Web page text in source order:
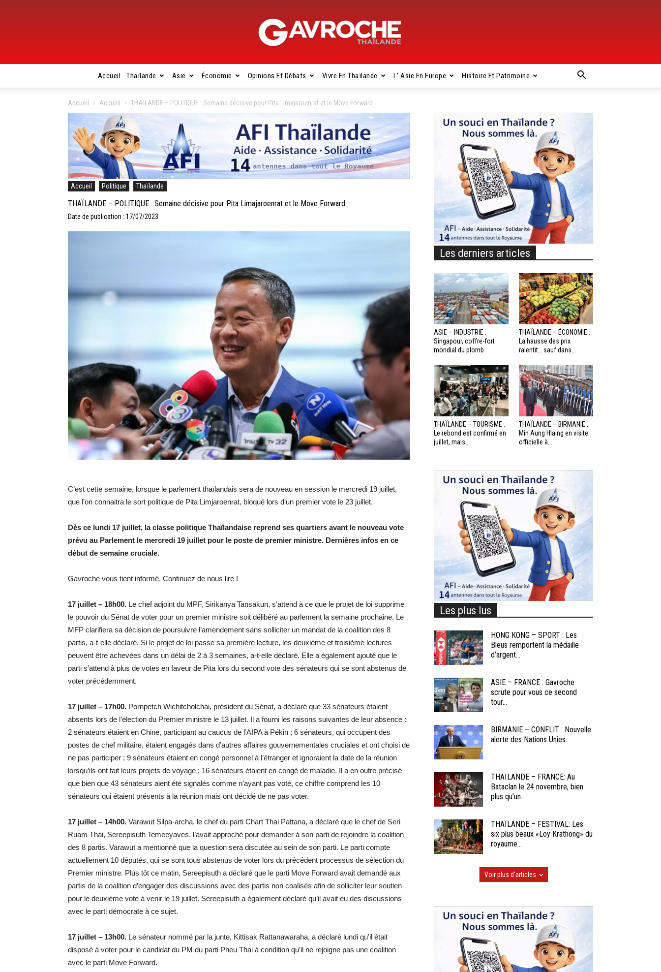
Gavroche
Thaïlande
Accueil Thaïlande Asie Économie Opinions Et Débats Vivre En Thaïlande L’ Asie En Europe Histoire Et Patrimoine
Accueil Accueil THAÏLANDE – POLITIQUE : Semaine décisive pour Pita Limajaroenrat et le Move Forward
Accueil Politique Thaïlande
THAÏLANDE – POLITIQUE : Semaine décisive pour Pita Limajaroenrat et le Move Forward
Date de publication : 17/07/2023
C’est cette semaine, lorsque le parlement thaïlandais sera de nouveau en session le mercredi 19 juillet,
que l’on connaitra le sort politique de Pita Limjaroenrat, bloqué lors d’un premier vote le 23 juillet.
Dès ce lundi 17 juillet, la classe politique Thaïlandaise reprend ses quartiers avant le nouveau vote
prévu au Parlement le mercredi 19 juillet pour le poste de premier ministre. Dernières infos en ce
début de semaine cruciale.
Gavroche vous tient informé. Continuez de nous lire !
17 juillet – 18h00. Le chef adjoint du MPF, Sirikanya Tansakun, s’attend à ce que le projet de loi supprime
le pouvoir du Sénat de voter pour un premier ministre soit délibéré au parlement la semaine prochaine. Le
MFP clarifiera sa décision de poursuivre l’amendement sans solliciter un mandat de la coalition des 8
partis, a-t-elle déclaré. Si le projet de loi passe sa première lecture, les deuxième et troisième lectures
peuvent être achevées dans un délai de 2 à 3 semaines, a-t-elle déclaré. Elle a également ajouté que le
parti s’attend à plus de votes en faveur de Pita lors du second vote des sénateurs qui se sont abstenus de
voter précédemment.
17 juillet – 17h00. Pornpetch Wichitcholchai, président du Sénat, a déclaré que 33 sénateurs étaient
absents lors de l’élection du Premier ministre le 13 juillet. Il a fourni les raisons suivantes de leur absence :
2 sénateurs étaient en Chine, participant au caucus de l’AIPA à Pékin ; 6 sénateurs, qui occupent des
postes de chef militaire, étaient engagés dans d’autres affaires gouvernementales cruciales et ont choisi de
ne pas participer ; 9 sénateurs étaient en congé personnel à l’étranger et ignoraient la date de la réunion
lorsqu’ils ont fait leurs projets de voyage ; 16 sénateurs étaient en congé de maladie. Il a en outre précisé
que bien que 43 sénateurs aient été signalés comme n’ayant pas voté, ce chiffre comprend les 10
sénateurs qui étaient présents à la réunion mais ont décidé de ne pas voter.
17 juillet – 14h00. Varawut Silpa-archa, le chef du parti Chart Thai Pattana, a déclaré que le chef de Seri
Ruam Thai, Sereepisuth Temeeyaves, l’avait approché pour demander à son parti de rejoindre la coalition
des 8 partis. Varawut a mentionné que la question sera discutée au sein de son parti. Le parti compte
actuellement 10 députés, qui se sont tous abstenus de voter lors du précédent processus de sélection du
Premier ministre. Plus tôt ce matin, Sereepisuth a déclaré que le parti Move Forward avait demandé aux
partis de la coalition d’engager des discussions avec des partis non coalisés afin de solliciter leur soutien
pour le deuxième vote à venir le 19 juillet. Sereepisuth a également déclaré qu’il avait eu des discussions
avec le parti démocrate à ce sujet.
17 juillet – 13h00. Le sénateur nommé par la junte, Kittisak Rattanawaraha, a déclaré lundi qu’il était
disposé à voter pour le candidat du PM du parti Pheu Thai à condition qu’il ne rejoigne pas une coalition
avec le parti Move Forward.
Les derniers articles
ASIE – INDUSTRIE :
Singapour, coffre-fort
mondial du plomb
THAÏLANDE – ÉCONOMIE :
La hausse des prix
ralentit… sauf dans...
THAÏLANDE – TOURISME :
Le rebond est confirmé en
juillet, mais...
THAÏLANDE – BIRMANIE :
Min Aung Hlaing en visite
officielle à...
Les plus lus
HONG KONG – SPORT : Les
Bleus remportent la médaille
d’argent...
ASIE – FRANCE : Gavroche
scrute pour vous ce second
tour...
BIRMANIE – CONFLIT : Nouvelle
alerte des Nations Unies
THAÏLANDE – FRANCE: Au
Bataclan le 24 novembre, bien
plus qu’un...
THAÏLANDE – FESTIVAL: Les
six plus beaux «Loy Krathong» du
royaume...
Voir plus d'articles